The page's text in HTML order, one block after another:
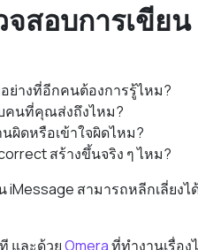
สอบการเขีย
างที่อีกคนต้องการรู้ไหม?
คนที่คุณส่งถึงไหม?
ผิดหรือเข้าใจผิดไหม?
สร้างขึ้นจริง ๆ ไหม?
สามารถหลีกเลี่ยงไ
และด้วยOmeraที่ทำงานเรื่อ